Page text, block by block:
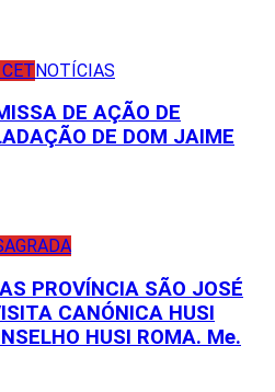
NOTÍCIAS
DE AÇÃO DE
DE DOM JAIME
PROVÍNCIA SÃO JOSÉ
CANÓNICA HUSI
HUSI ROMA. Me.